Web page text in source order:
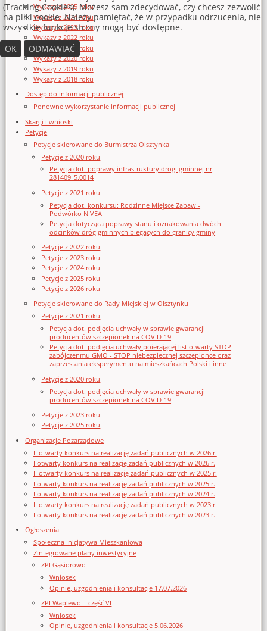
Wykazy z 2025 roku
Wykazy z 2024 roku
Wykazy z 2023 roku
Wykazy z 2022 roku
Wykazy z 2021 roku
Wykazy z 2020 roku
Wykazy z 2019 roku
Wykazy z 2018 roku
Dostęp do informacji publicznej
Ponowne wykorzystanie informacji publicznej
Skargi i wnioski
Petycje
Petycje skierowane do Burmistrza Olsztynka
Petycje z 2020 roku
Petycja dot. poprawy infrastruktury drogi gminnej nr
281409_5.0014
Petycje z 2021 roku
Petycja dot. konkursu: Rodzinne Miejsce Zabaw -
Podwórko NIVEA
Petycja dotycząca poprawy stanu i oznakowania dwóch
odcinków dróg gminnych biegących do granicy gminy
Petycje z 2022 roku
Petycje z 2023 roku
Petycje z 2024 roku
Petycje z 2025 roku
Petycje z 2026 roku
Petycje skierowane do Rady Miejskiej w Olsztynku
Petycje z 2021 roku
Petycja dot. podjęcia uchwały w sprawie gwarancji
producentów szczepionek na COVID-19
Petycja dot. podjęcia uchwały poierającej list otwarty STOP
zabójczenmu GMO - STOP niebezpiecznej szczepionce oraz
zaprzestania eksperymentu na mieszkańcach Polski i inne
Petycje z 2020 roku
Petycja dot. podjęcia uchwały w sprawie gwarancji
producentów szczepionek na COVID-19
Petycje z 2023 roku
Petycje z 2025 roku
Organizacje Pozarządowe
II otwarty konkurs na realizację zadań publicznych w 2026 r.
I otwarty konkurs na realizację zadań publicznych w 2026 r.
II otwarty konkurs na realizację zadań publicznych w 2025 r.
I otwarty konkurs na realizację zadań publicznych w 2025 r.
I otwarty konkurs na realizację zadań publicznych w 2024 r.
II otwarty konkurs na realizację zadań publicznych w 2023 r.
I otwarty konkurs na realizację zadań publicznych w 2023 r.
Ogłoszenia
Społeczna Inicjatywa Mieszkaniowa
Zintegrowane plany inwestycyjne
ZPI Gąsiorowo
Wniosek
Opinie, uzgodnienia i konsultacje 17.07.2026
ZPI Waplewo – część VI
Wniosek
Opinie, uzgodnienia i konsultacje 5.06.2026
(Tracking Cookies). Możesz sam zdecydować, czy chcesz zezwolić
na pliki cookie. Należy pamiętać, że w przypadku odrzucenia, nie
wszystkie funkcje strony mogą być dostępne.
OK
ODMAWIAĆ